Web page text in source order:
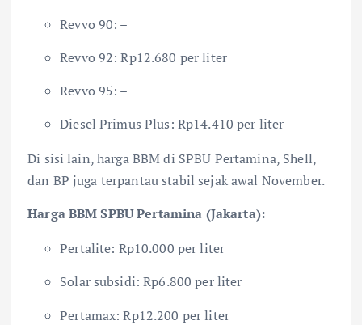
Revvo 90: –
Revvo 92: Rp12.680 per liter
Revvo 95: –
Diesel Primus Plus: Rp14.410 per liter
Di sisi lain, harga BBM di SPBU Pertamina, Shell,
dan BP juga terpantau stabil sejak awal November.
Harga BBM SPBU Pertamina (Jakarta):
Pertalite: Rp10.000 per liter
Solar subsidi: Rp6.800 per liter
Pertamax: Rp12.200 per liter